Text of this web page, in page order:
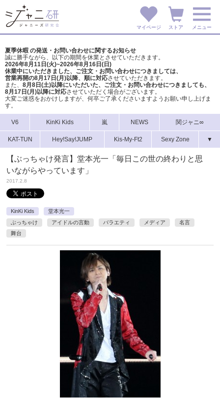
マイページ ストア メニュー
夏季休暇 の発送・お問い合わせに関するお知らせ
誠に勝手ながら、以下の期間を休業とさせていただきます。
2026年8月11日(火)~2026年8月16日(日)
休業中にいただきました、ご注文・お問い合わせにつきましては、
営業再開の8月17日(月)以降、順に対応させていただきます。
また、 8月8日(土)以降にいただいた、ご注文・ お問い合わせにつきましても、
8月17日(月)以降に対応させていただく場合がございます。
大変ご迷惑をおかけしますが、 何卒ご了承くださいますようお願い申し上げま
す。
V6 KinKi Kids 嵐 NEWS 関ジャニ∞
KAT-TUN Hey!Say!JUMP Kis-My-Ft2 Sexy Zone ▼
【ぶっちゃけ発言】堂本光一「毎日この世の終わりと思
いながらやっています」
2017.2.8
KinKi Kids
堂本光一
ぶっちゃけ
アイドルの言動 バラエティ メディア
名言
舞台